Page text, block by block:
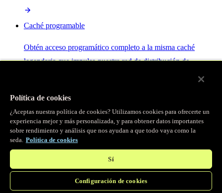
Caché programable
Obtén acceso programático completo a la misma caché
legendaria que impulsa nuestra red de distribución de
Servidor MCP
Control por IA para tus servicios Fastly.
Política de cookies
¿Aceptas nuestra política de cookies? Utilizamos cookies para ofrecerte un
experiencia mejor y más personalizada, y para obtener datos importantes
sobre rendimiento y análisis que nos ayudan a que todo vaya como la
seda. Política de cookies
Sí
Configuración de cookies